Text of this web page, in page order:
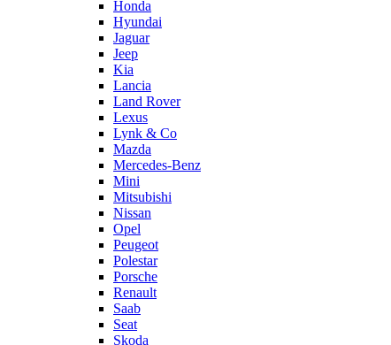
Honda
Hyundai
Jaguar
Jeep
Kia
Lancia
Land Rover
Lexus
Lynk & Co
Mazda
Mercedes-Benz
Mini
Mitsubishi
Nissan
Opel
Peugeot
Polestar
Porsche
Renault
Saab
Seat
Skoda